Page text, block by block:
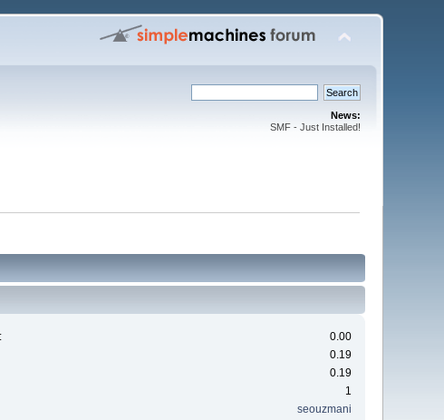
News:
SMF - Just Installed!
0.00
0.19
0.19
1
seouzmani